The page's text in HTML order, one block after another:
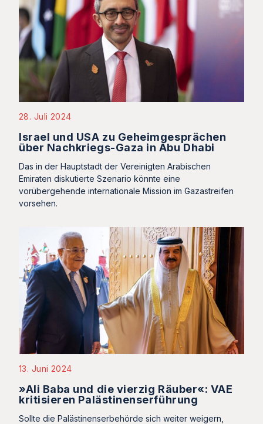
28. Juli 2024
Israel und USA zu Geheimgesprächen
über Nachkriegs-Gaza in Abu Dhabi
Das in der Hauptstadt der Vereinigten Arabischen
Emiraten diskutierte Szenario könnte eine
vorübergehende internationale Mission im Gazastreifen
vorsehen.
13. Juni 2024
»Ali Baba und die vierzig Räuber«: VAE
kritisieren Palästinenserführung
Sollte die Palästinenserbehörde sich weiter weigern,